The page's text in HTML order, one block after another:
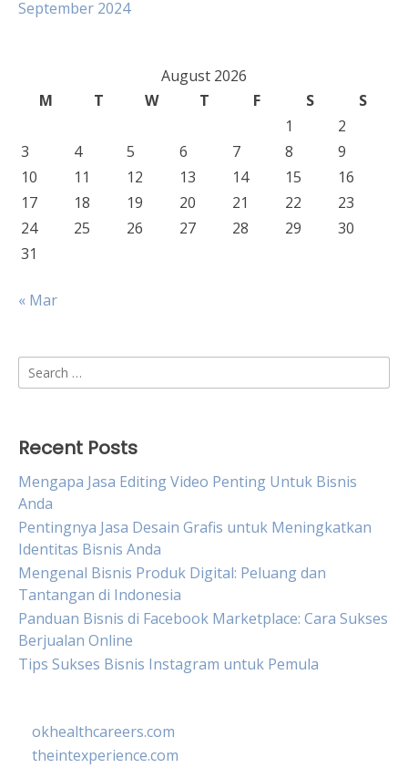
September 2024
August 2026
M
T W T F S
S
1
2
3
4 5 6 7 8
9
10
11 12 13 14 15
16
17
18 19 20 21 22
23
24
25 26 27 28 29
30
31
« Mar
Search
for:
Recent Posts
Mengapa Jasa Editing Video Penting Untuk Bisnis
Anda
Pentingnya Jasa Desain Grafis untuk Meningkatkan
Identitas Bisnis Anda
Mengenal Bisnis Produk Digital: Peluang dan
Tantangan di Indonesia
Panduan Bisnis di Facebook Marketplace: Cara Sukses
Berjualan Online
Tips Sukses Bisnis Instagram untuk Pemula
okhealthcareers.com
theintexperience.com